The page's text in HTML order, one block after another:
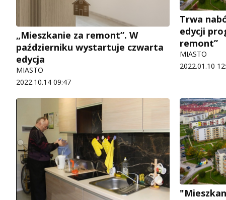
„Mieszkanie za remont”. W
październiku wystartuje czwarta
edycja
MIASTO
2022.10.14 09:47
Trwa
edycji
remont”
MIASTO
2022.01.10